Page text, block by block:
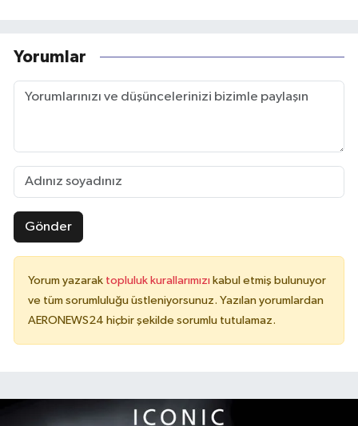
Yorumlar
Gönder
Yorum yazarak topluluk kurallarımızı kabul etmiş bulunuyor
ve tüm sorumluluğu üstleniyorsunuz. Yazılan yorumlardan
AERONEWS24 hiçbir şekilde sorumlu tutulamaz.